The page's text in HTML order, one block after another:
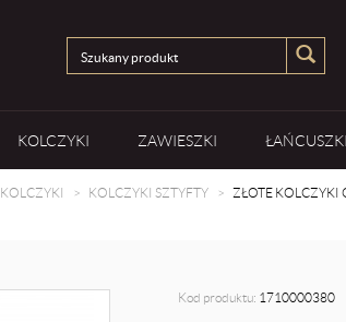
KOLCZYKI ZAWIESZKI ŁAŃCUSZKI
KOLCZYKI KOLCZYKI SZTYFTY ZŁOTE KOLCZYKI
Kod produktu: 1710000380